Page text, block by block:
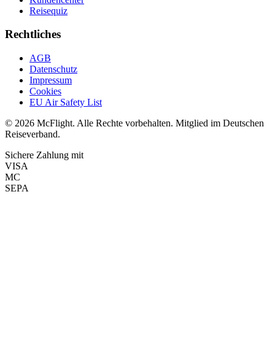
Reisequiz
Rechtliches
AGB
Datenschutz
Impressum
Cookies
EU Air Safety List
© 2026 McFlight. Alle Rechte vorbehalten. Mitglied im Deutschen
Reiseverband.
Sichere Zahlung mit
VISA
MC
SEPA